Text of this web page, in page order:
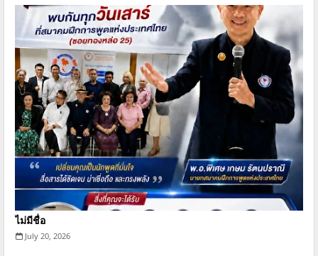
ไม่มีชื่อ
July 20, 2026